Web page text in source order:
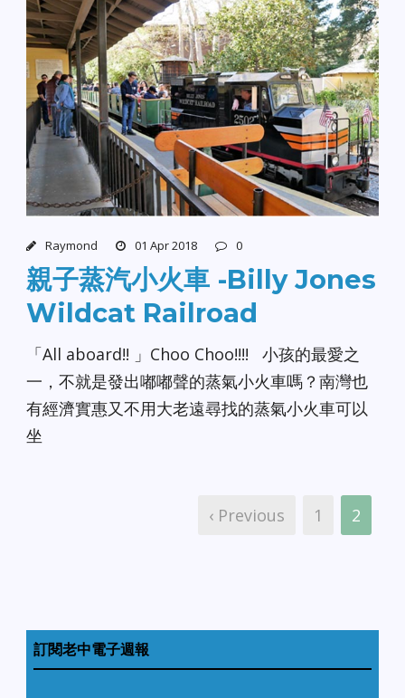
Raymond 01 Apr 2018 0
親子蒸汽小火車 -Billy Jones
Wildcat Railroad
「All aboard!! 」Choo Choo!!!! 小孩的最愛之
一，不就是發出嘟嘟聲的蒸氣小火車嗎？南灣也
有經濟實惠又不用大老遠尋找的蒸氣小火車可以
坐
‹ Previous 1 2
訂閱老中電子週報